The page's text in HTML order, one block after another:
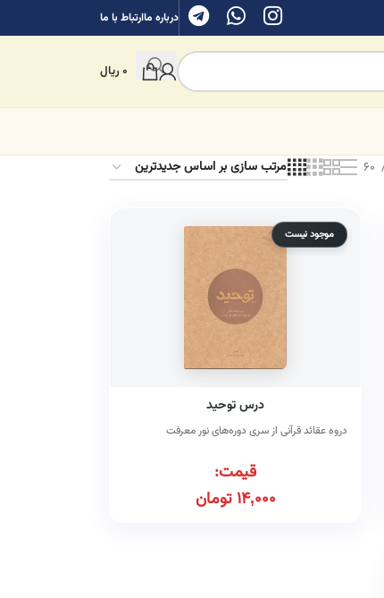
درباره ماارتباط با ما
0ریال
60
موجود نیست
درس توحید
دروه عقائد قرآنی از سری دوره‌های نور معرفت
قیمت:
14,000تومان